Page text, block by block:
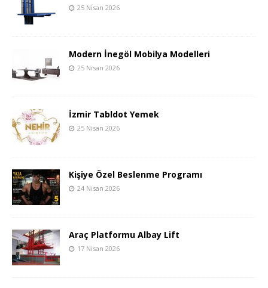
25 Nisan 2026
Modern İnegöl Mobilya Modelleri
25 Nisan 2026
İzmir Tabldot Yemek
25 Nisan 2026
Kişiye Özel Beslenme Programı
24 Nisan 2026
Araç Platformu Albay Lift
17 Nisan 2026